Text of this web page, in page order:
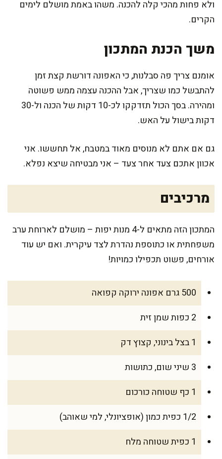
ולא פחות מהכי קלה להכנה. משהו באמת מושלם לימים
הקרים.
משך הכנת המתכון
אומנם צריך פה סבלנות, כי האפונה דורשת קצת זמן
להתבשל כמו שצריך, אבל ההכנה עצמה ממש פשוטה
ומהירה. בסך הכול תזדקקו לכ-10 דקות של הכנה ול-30
דקות בישול על האש.
גם אם אתם לא מנוסים מאוד במטבח, אל תחששו. אני
אכוון אתכם צעד אחר צעד – אני מבטיחה שיצא נפלא.
מרכיבים
המתכון הזה מתאים ל-4 מנות יפות – מושלם לארוחת ערב
משפחתית או כתוספת נהדרת לצד עיקרית. ואם יש עוד
אורחים, פשוט תכפילו כמויות!
500 גרם אפונה ירוקה קפואה
2 כפות שמן זית
1 בצל בינוני, קצוץ דק
3 שיני שום, כתושות
1 כף שטוחה כורכום
1/2 כפית כמון (אופציונלי, למי שאוהב)
1 כפית שטוחה מלח